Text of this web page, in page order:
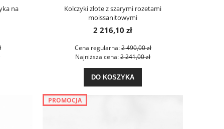
na
Kolczyki złote z szarymi rozetami
moissanitowymi
2 216,10 zł
Cena regularna:2 490,00 zł
Najniższa cena:2 241,00 zł
DO KOSZYKA
PROMOCJA